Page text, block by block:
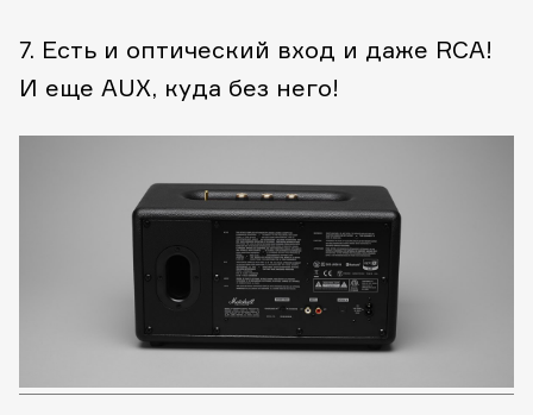
7. Есть и оптический вход и даже RCA!
И еще AUX, куда без него!